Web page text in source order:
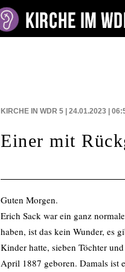
KIRCHE IN WDR 5 | 24.01.2023 |
Einer mit
Guten Morgen.
Erich Sack war ein ganz
haben, ist das kein Wunder, es
Kinder hatte, sieben Töchter
April 1887 geboren. Damals ist